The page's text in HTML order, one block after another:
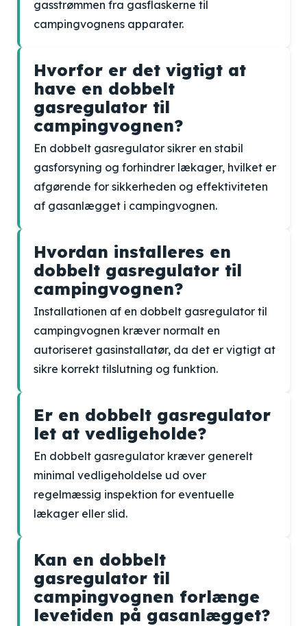
gasstrømmen fra gasflaskerne til
campingvognens apparater.
Hvorfor er det vigtigt at
have en dobbelt
gasregulator til
campingvognen?
En dobbelt gasregulator sikrer en stabil
gasforsyning og forhindrer lækager, hvilket er
afgørende for sikkerheden og effektiviteten
af gasanlægget i campingvognen.
Hvordan installeres en
dobbelt gasregulator til
campingvognen?
Installationen af en dobbelt gasregulator til
campingvognen kræver normalt en
autoriseret gasinstallatør, da det er vigtigt at
sikre korrekt tilslutning og funktion.
Er en dobbelt gasregulator
let at vedligeholde?
En dobbelt gasregulator kræver generelt
minimal vedligeholdelse ud over
regelmæssig inspektion for eventuelle
lækager eller slid.
Kan en dobbelt
gasregulator til
campingvognen forlænge
levetiden på gasanlægget?